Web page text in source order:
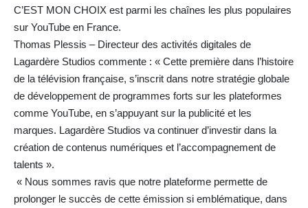
C’EST MON CHOIX est parmi les chaînes les plus populaires
sur YouTube en France.
Thomas Plessis – Directeur des activités digitales de
Lagardère Studios commente : « Cette première dans l’histoire
de la télévision française, s’inscrit dans notre stratégie globale
de développement de programmes forts sur les plateformes
comme YouTube, en s’appuyant sur la publicité et les
marques. Lagardère Studios va continuer d’investir dans la
création de contenus numériques et l’accompagnement de
talents ».
« Nous sommes ravis que notre plateforme permette de
prolonger le succès de cette émission si emblématique, dans